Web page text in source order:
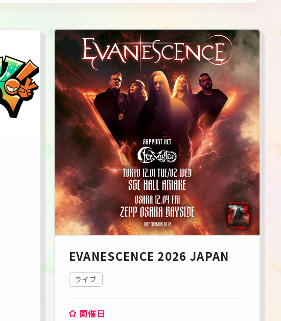
JP EN
EVANESCENCE 2026 JAPAN
ライブ
開催日